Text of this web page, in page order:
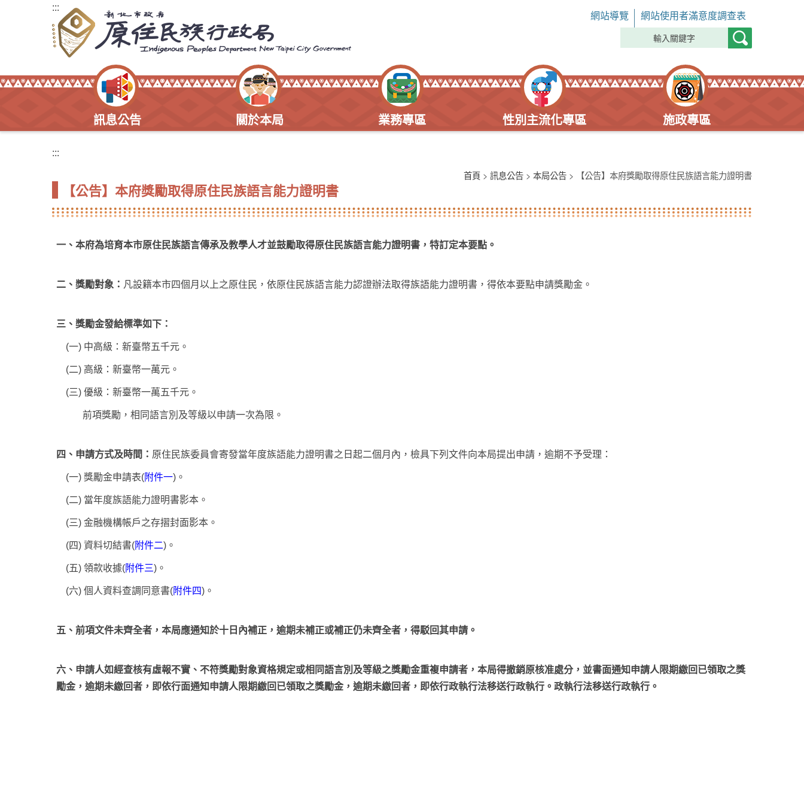
:::
網站導覽 網站使用者滿意度調查表
訊息公告 關於本局 業務專區 性別主流化專區 施政專區
:::
首頁 > 訊息公告 > 本局公告 > 【公告】本府獎勵取得原住民族語言能力證明書
【公告】本府獎勵取得原住民族語言能力證明書
一、本府為培育本市原住民族語言傳承及教學人才並鼓勵取得原住民族語言能力證明書，特訂定本要點。
二、獎勵對象： 凡設籍本市四個月以上之原住民，依原住民族語言能力認證辦法取得族語能力證明書，得依本要點申請獎勵金。
三、獎勵金發給標準如下：
(一) 中高級：新臺幣五千元。
(二) 高級：新臺幣一萬元。
(三) 優級：新臺幣一萬五千元。
前項獎勵，相同語言別及等級以申請一次為限。
四、申請方式及時間： 原住民族委員會寄發當年度族語能力證明書之日起二個月內，檢具下列文件向本局提出申請，逾期不予受理：
(一) 獎勵金申請表(附件一)。
(二) 當年度族語能力證明書影本。
(三) 金融機構帳戶之存摺封面影本。
(四) 資料切結書(附件二)。
(五) 領款收據(附件三)。
(六) 個人資料查調同意書(附件四)。
五、前項文件未齊全者，本局應通知於十日內補正，逾期未補正或補正仍未齊全者，得駁回其申請。
六、申請人如經查核有虛報不實、不符獎勵對象資格規定或相同語言別及等級之獎勵金重複申請者，本局得撤銷原核准處分，並書面通知申請人限期繳回已領取之獎
勵金，逾期未繳回者，即依行面通知申請人限期繳回已領取之獎勵金，逾期未繳回者，即依行政執行法移送行政執行。政執行法移送行政執行。